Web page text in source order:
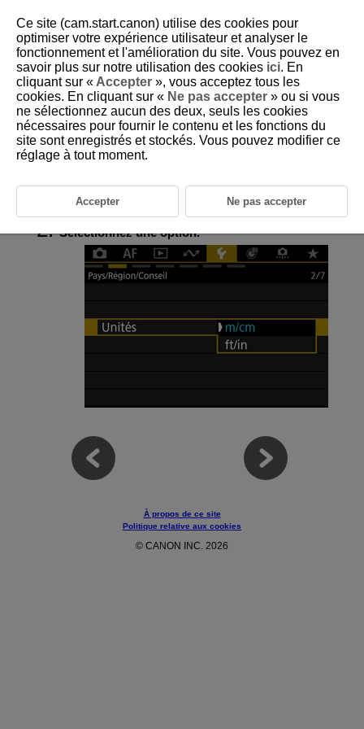
D292-172
Unités
Vous pouvez modifier les unités de l'indicateur de distance affichées lors
du zoom ou de la prise de vue avec mise au point manuelle de [m/cm] à
[ft/in].
Sélectionnez [
).
Sélectionnez une option.
À propos de ce site
Politique relative aux cookies
© CANON INC. 2026
Ce site (cam.start.canon) utilise des cookies pour
optimiser votre expérience utilisateur et analyser le
fonctionnement et l'amélioration du site. Vous pouvez en
savoir plus sur notre utilisation des cookies ici. En
cliquant sur « Accepter », vous acceptez tous les
cookies. En cliquant sur « Ne pas accepter » ou si vous
ne sélectionnez aucun des deux, seuls les cookies
nécessaires pour fournir le contenu et les fonctions du
site sont enregistrés et stockés. Vous pouvez modifier ce
réglage à tout moment.
Accepter Ne pas accepter